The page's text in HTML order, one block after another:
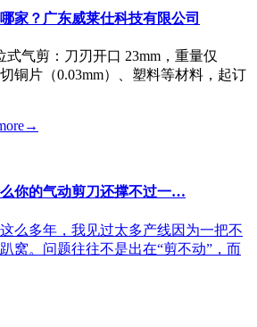
家？广东威莱仕科技有限公司
式气剪：刀刃开口 23mm，重量仅
铜片（0.03mm）、塑料等材料，起订
→
你的气动剪刀还撑不过一…
么多年，我见过太多产线因为一把不
窝。问题往往不是出在“剪不动”，而